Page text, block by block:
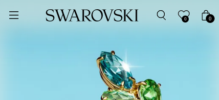
0 0
Ordenar por